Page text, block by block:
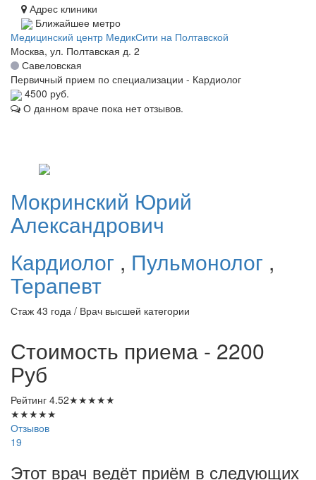
Адрес клиники
Ближайшее метро
Медицинский центр МедикСити на Полтавской
Москва, ул. Полтавская д. 2
Савеловская
Первичный прием по специализации - Кардиолог
4500 руб.
О данном враче пока нет отзывов.
Мокринский Юрий
Александрович
Кардиолог , Пульмонолог ,
Терапевт
Стаж 43 года / Врач высшей категории
Стоимость приема - 2200
Руб
Рейтинг 4.52★★★★★
★★★★★
Отзывов
19
Этот врач ведёт приём в следующих